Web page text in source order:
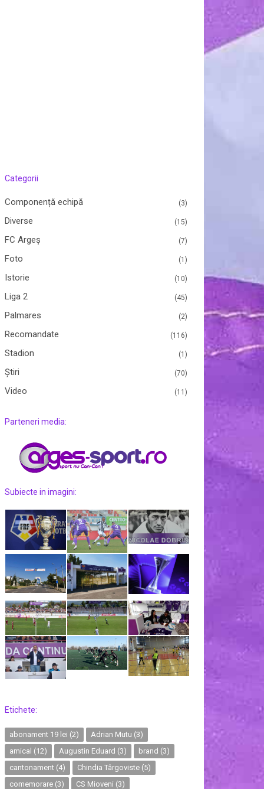
Categorii
Componență echipă (3)
Diverse (15)
FC Argeș (7)
Foto (1)
Istorie (10)
Liga 2 (45)
Palmares (2)
Recomandate (116)
Stadion (1)
Ştiri (70)
Video (11)
Parteneri media:
Subiecte in imagini:
Etichete:
abonament 19 lei (2) Adrian Mutu (3)
amical (12) Augustin Eduard (3) brand (3)
cantonament (4) Chindia Târgoviste (5)
comemorare (3) CS Mioveni (3)